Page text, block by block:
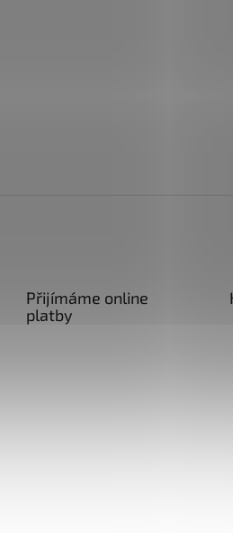
Přijímáme online
platby